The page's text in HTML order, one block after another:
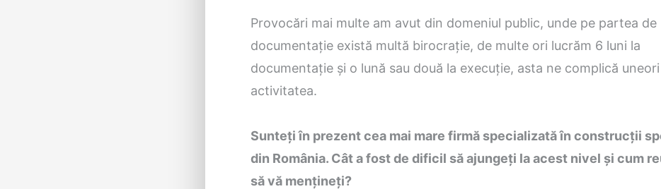
Provocări mai multe am avut din domeniul public, unde pe partea de
documentație există multă birocrație, de multe ori lucrăm 6 luni la
documentație și o lună sau două la execuție, asta ne complică uneori
activitatea.
Sunteți în prezent cea mai mare firmă specializată în construcții
din România. Cât a fost de dificil să ajungeți la acest nivel și cum
să vă mențineți?